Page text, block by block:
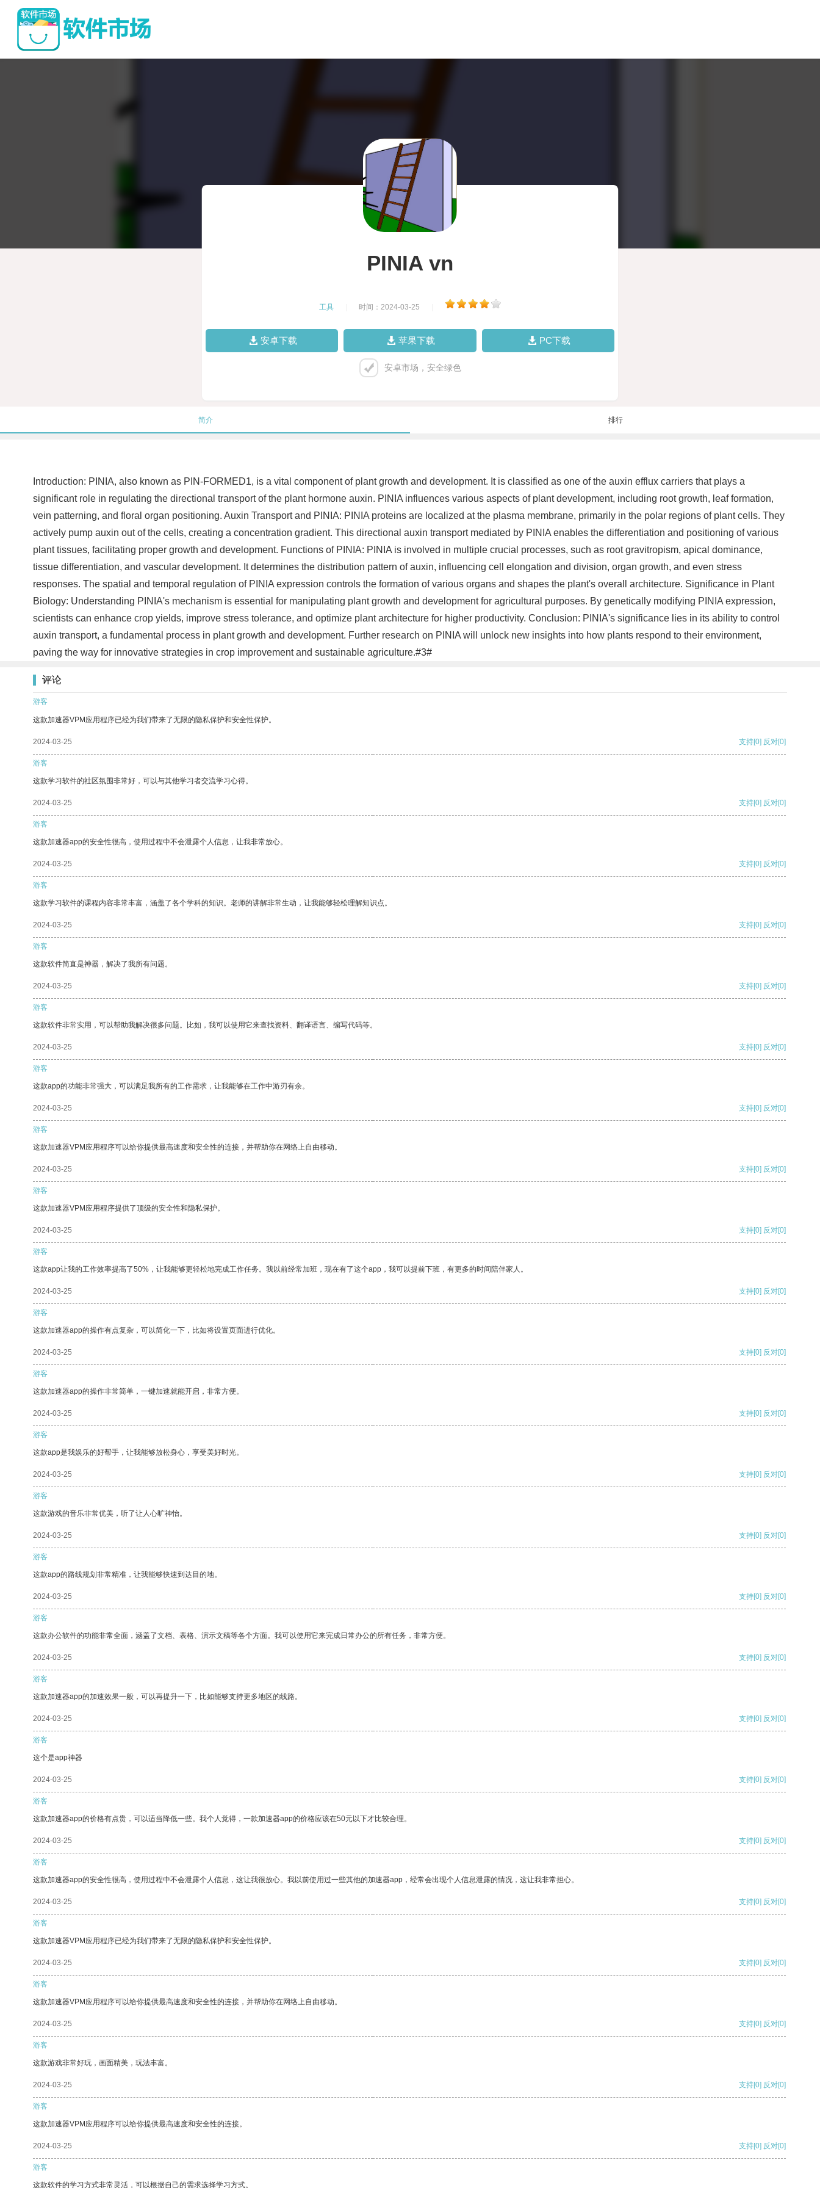
PINIA vn
工具 时间：2024-03-25
安卓下载 苹果下载 PC下载
安卓市场，安全绿色
简介 排行
Introduction: PINIA, also known as PIN-FORMED1, is a vital component of plant growth and development. It is classified as one of the auxin efflux carriers that plays a
significant role in regulating the directional transport of the plant hormone auxin. PINIA influences various aspects of plant development, including root growth, leaf formation,
vein patterning, and floral organ positioning. Auxin Transport and PINIA: PINIA proteins are localized at the plasma membrane, primarily in the polar regions of plant cells. They
actively pump auxin out of the cells, creating a concentration gradient. This directional auxin transport mediated by PINIA enables the differentiation and positioning of various
plant tissues, facilitating proper growth and development. Functions of PINIA: PINIA is involved in multiple crucial processes, such as root gravitropism, apical dominance,
tissue differentiation, and vascular development. It determines the distribution pattern of auxin, influencing cell elongation and division, organ growth, and even stress
responses. The spatial and temporal regulation of PINIA expression controls the formation of various organs and shapes the plant's overall architecture. Significance in Plant
Biology: Understanding PINIA's mechanism is essential for manipulating plant growth and development for agricultural purposes. By genetically modifying PINIA expression,
scientists can enhance crop yields, improve stress tolerance, and optimize plant architecture for higher productivity. Conclusion: PINIA's significance lies in its ability to control
auxin transport, a fundamental process in plant growth and development. Further research on PINIA will unlock new insights into how plants respond to their environment,
paving the way for innovative strategies in crop improvement and sustainable agriculture.#3#
评论
游客
这款加速器VPM应用程序已经为我们带来了无限的隐私保护和安全性保护。
2024-03-25 支持[0] 反对[0]
游客
这款学习软件的社区氛围非常好，可以与其他学习者交流学习心得。
2024-03-25 支持[0] 反对[0]
游客
这款加速器app的安全性很高，使用过程中不会泄露个人信息，让我非常放心。
2024-03-25 支持[0] 反对[0]
游客
这款学习软件的课程内容非常丰富，涵盖了各个学科的知识。老师的讲解非常生动，让我能够轻松理解知识点。
2024-03-25 支持[0] 反对[0]
游客
这款软件简直是神器，解决了我所有问题。
2024-03-25 支持[0] 反对[0]
游客
这款软件非常实用，可以帮助我解决很多问题。比如，我可以使用它来查找资料、翻译语言、编写代码等。
2024-03-25 支持[0] 反对[0]
游客
这款app的功能非常强大，可以满足我所有的工作需求，让我能够在工作中游刃有余。
2024-03-25 支持[0] 反对[0]
游客
这款加速器VPM应用程序可以给你提供最高速度和安全性的连接，并帮助你在网络上自由移动。
2024-03-25 支持[0] 反对[0]
游客
这款加速器VPM应用程序提供了顶级的安全性和隐私保护。
2024-03-25 支持[0] 反对[0]
游客
这款app让我的工作效率提高了50%，让我能够更轻松地完成工作任务。我以前经常加班，现在有了这个app，我可以提前下班，有更多的时间陪伴家人。
2024-03-25 支持[0] 反对[0]
游客
这款加速器app的操作有点复杂，可以简化一下，比如将设置页面进行优化。
2024-03-25 支持[0] 反对[0]
游客
这款加速器app的操作非常简单，一键加速就能开启，非常方便。
2024-03-25 支持[0] 反对[0]
游客
这款app是我娱乐的好帮手，让我能够放松身心，享受美好时光。
2024-03-25 支持[0] 反对[0]
游客
这款游戏的音乐非常优美，听了让人心旷神怡。
2024-03-25 支持[0] 反对[0]
游客
这款app的路线规划非常精准，让我能够快速到达目的地。
2024-03-25 支持[0] 反对[0]
游客
这款办公软件的功能非常全面，涵盖了文档、表格、演示文稿等各个方面。我可以使用它来完成日常办公的所有任务，非常方便。
2024-03-25 支持[0] 反对[0]
游客
这款加速器app的加速效果一般，可以再提升一下，比如能够支持更多地区的线路。
2024-03-25 支持[0] 反对[0]
游客
这个是app神器
2024-03-25 支持[0] 反对[0]
游客
这款加速器app的价格有点贵，可以适当降低一些。我个人觉得，一款加速器app的价格应该在50元以下才比较合理。
2024-03-25 支持[0] 反对[0]
游客
这款加速器app的安全性很高，使用过程中不会泄露个人信息，这让我很放心。我以前使用过一些其他的加速器app，经常会出现个人信息泄露的情况，这让我非常担心。
2024-03-25 支持[0] 反对[0]
游客
这款加速器VPM应用程序已经为我们带来了无限的隐私保护和安全性保护。
2024-03-25 支持[0] 反对[0]
游客
这款加速器VPM应用程序可以给你提供最高速度和安全性的连接，并帮助你在网络上自由移动。
2024-03-25 支持[0] 反对[0]
游客
这款游戏非常好玩，画面精美，玩法丰富。
2024-03-25 支持[0] 反对[0]
游客
这款加速器VPM应用程序可以给你提供最高速度和安全性的连接。
2024-03-25 支持[0] 反对[0]
游客
这款软件的学习方式非常灵活，可以根据自己的需求选择学习方式。